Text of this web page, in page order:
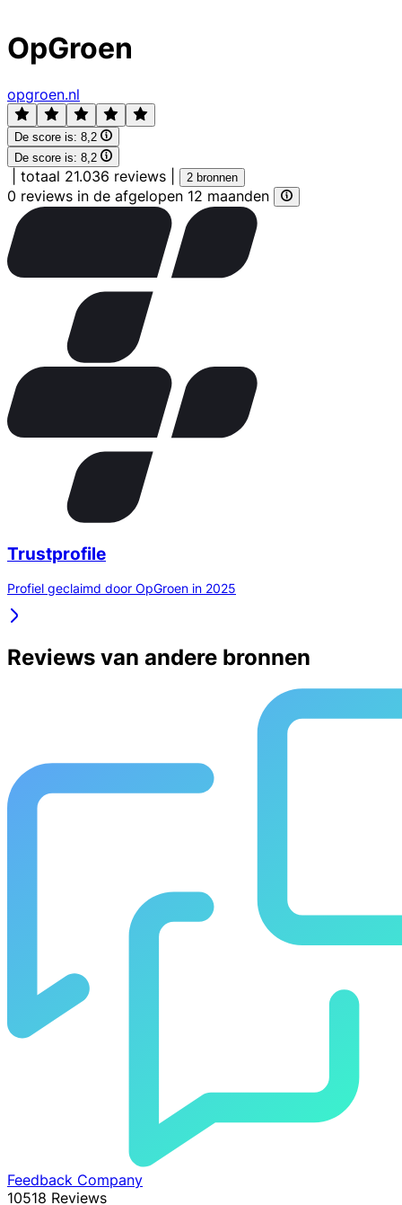
OpGroen
opgroen.nl
De score is: 8,2
De score is: 8,2
totaal 21.036 reviews 2 bronnen
0 reviews in de afgelopen 12 maanden
Trustprofile
Profiel geclaimd door OpGroen in 2025
Reviews van andere bronnen
Feedback Company
10518 Reviews